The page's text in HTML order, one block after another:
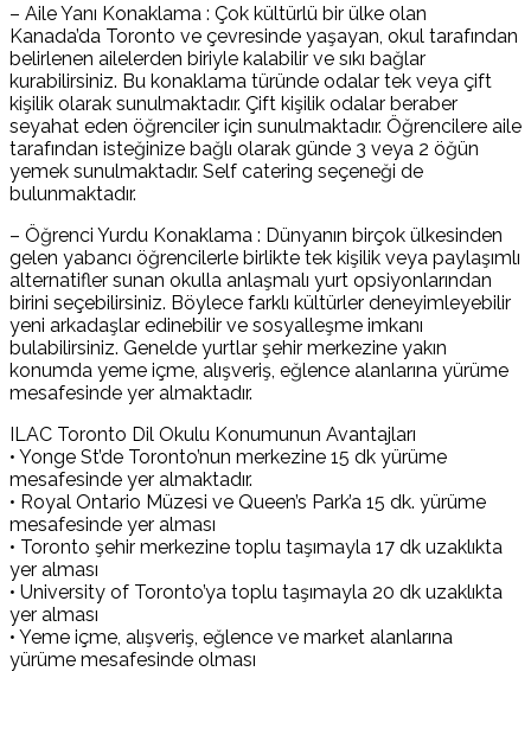
– Aile Yanı Konaklama : Çok kültürlü bir ülke olan
Kanada’da Toronto ve çevresinde yaşayan, okul tarafından
belirlenen ailelerden biriyle kalabilir ve sıkı bağlar
kurabilirsiniz. Bu konaklama türünde odalar tek veya çift
kişilik olarak sunulmaktadır. Çift kişilik odalar beraber
seyahat eden öğrenciler için sunulmaktadır. Öğrencilere aile
tarafından isteğinize bağlı olarak günde 3 veya 2 öğün
yemek sunulmaktadır. Self catering seçeneği de
bulunmaktadır.
– Öğrenci Yurdu Konaklama : Dünyanın birçok ülkesinden
gelen yabancı öğrencilerle birlikte tek kişilik veya paylaşımlı
alternatifler sunan okulla anlaşmalı yurt opsiyonlarından
birini seçebilirsiniz. Böylece farklı kültürler deneyimleyebilir
yeni arkadaşlar edinebilir ve sosyalleşme imkanı
bulabilirsiniz. Genelde yurtlar şehir merkezine yakın
konumda yeme içme, alışveriş, eğlence alanlarına yürüme
mesafesinde yer almaktadır.
ILAC Toronto Dil Okulu Konumunun Avantajları
• Yonge St’de Toronto’nun merkezine 15 dk yürüme
mesafesinde yer almaktadır.
• Royal Ontario Müzesi ve Queen’s Park’a 15 dk. yürüme
mesafesinde yer alması
• Toronto şehir merkezine toplu taşımayla 17 dk uzaklıkta
yer alması
• University of Toronto’ya toplu taşımayla 20 dk uzaklıkta
yer alması
• Yeme içme, alışveriş, eğlence ve market alanlarına
yürüme mesafesinde olması